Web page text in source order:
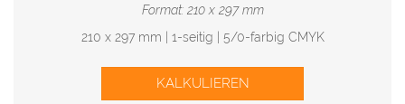
Format: 210 x 297 mm
210 x 297 mm | 1-seitig | 5/0-farbig CMYK
KALKULIEREN